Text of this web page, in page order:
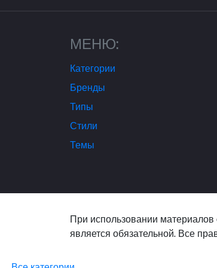
МЕНЮ:
Категории
Бренды
Типы
Стили
Темы
При использовании материалов
является обязательной. Все